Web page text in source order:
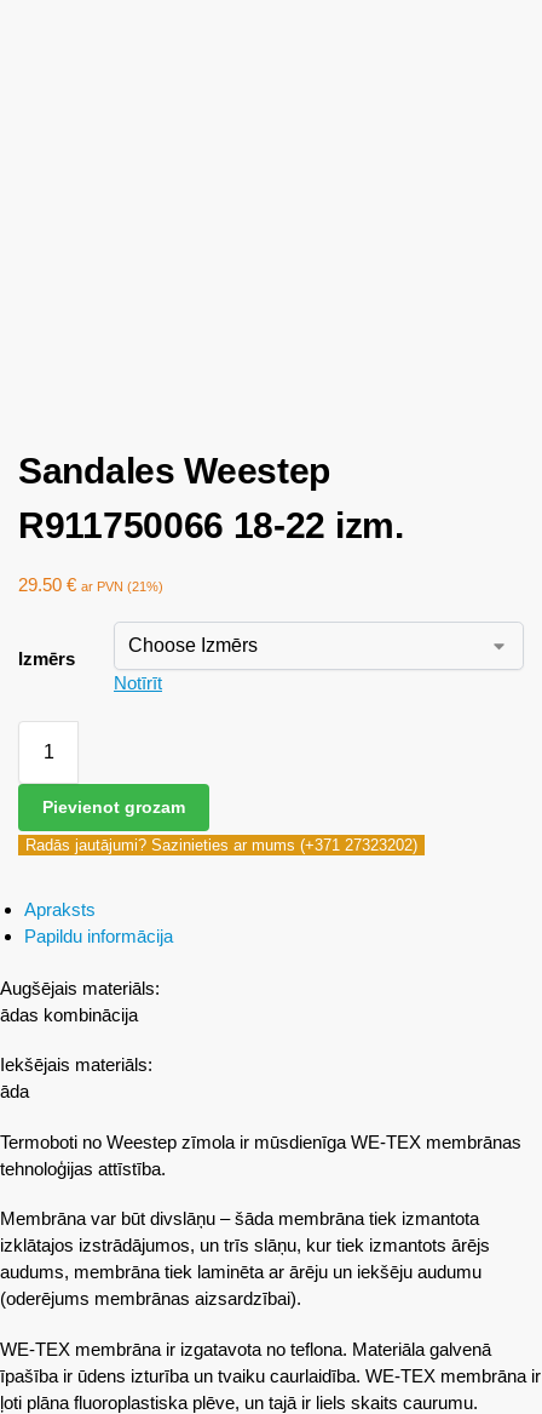
Sandales Weestep
R911750066 18-22 izm.
29.50 € ar PVN (21%)
Izmērs
Notīrīt
Pievienot grozam
Radās jautājumi? Sazinieties ar mums (+371 27323202)
Apraksts
Papildu informācija
Augšējais materiāls:
ādas kombinācija
Iekšējais materiāls:
āda
Termoboti no Weestep zīmola ir mūsdienīga WE-TEX membrānas
tehnoloģijas attīstība.
Membrāna var būt divslāņu – šāda membrāna tiek izmantota
izklātajos izstrādājumos, un trīs slāņu, kur tiek izmantots ārējs
audums, membrāna tiek laminēta ar ārēju un iekšēju audumu
(oderējums membrānas aizsardzībai).
WE-TEX membrāna ir izgatavota no teflona. Materiāla galvenā
īpašība ir ūdens izturība un tvaiku caurlaidība. WE-TEX membrāna ir
ļoti plāna fluoroplastiska plēve, un tajā ir liels skaits caurumu.